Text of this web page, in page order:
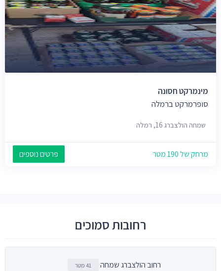
מינמרקט חסונה
סופרמרקט ברמלה
שמחה הולצברג 16, רמלה
מרחק של 190 מטר פרטים נוספים
רחובות סמוכים
רחוב הולצברג שמחה 41 מטר